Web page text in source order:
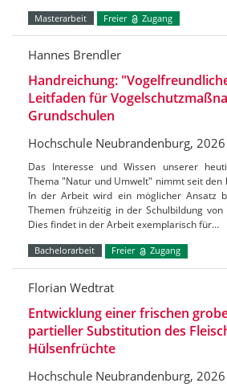
Masterarbeit Freier Zugang
Hannes Brendler
Handreichung:
Leitfaden für
Grundschulen
Hochschule Neubrandenburg, 2026
Das Interesse und Wissen unserer
Thema "Natur und Umwelt" nimmt seit den
In der Arbeit wird ein möglicher Ansatz
Themen frühzeitig in der Schulbildung
Dies findet in der Arbeit exemplarisch für…
Bachelorarbeit Freier Zugang
Florian Wedtrat
Entwicklung einer frischen
partieller Substitution des
Hülsenfrüchte
Hochschule Neubrandenburg, 2026